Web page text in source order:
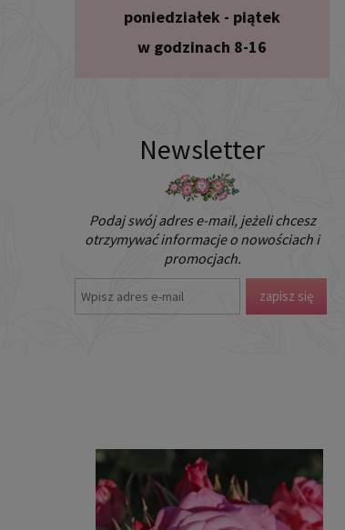
poniedziałek - piątek
w godzinach 8-16
Newsletter
Podaj swój adres e-mail, jeżeli chcesz
otrzymywać informacje o nowościach i
promocjach.
zapisz się